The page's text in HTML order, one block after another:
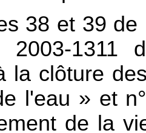
38 et 39
2003-1311
la clôture
l'eau » et
de la